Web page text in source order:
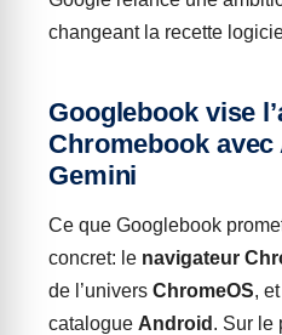
changeant la recette
Googlebook vise
Chromebook
Gemini
Ce que Googlebook
concret: le navigateur
de l’univers ChromeOS,
catalogue Android . Sur le